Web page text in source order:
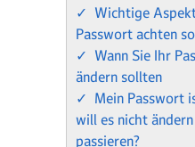
✓ Wichtige
Passwort achten
✓ Wann Sie Ihr
ändern sollten
✓ Mein Passwort
will es nicht
passieren?